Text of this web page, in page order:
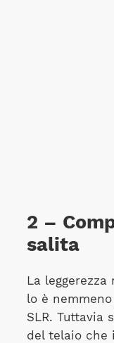
2 –
salita
La
lo è
SLR. Tuttavia
del telaio che